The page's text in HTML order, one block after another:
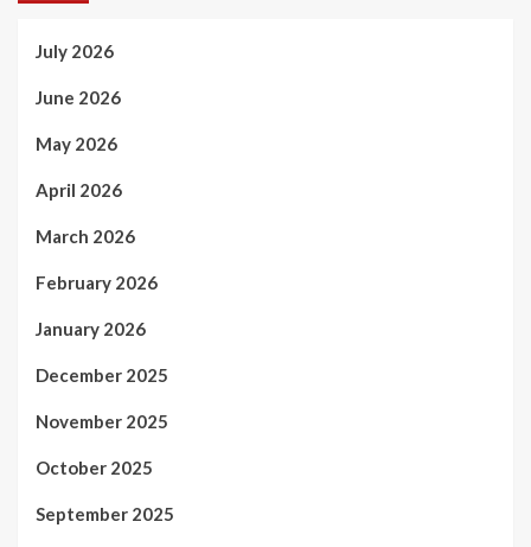
July 2026
June 2026
May 2026
April 2026
March 2026
February 2026
January 2026
December 2025
November 2025
October 2025
September 2025